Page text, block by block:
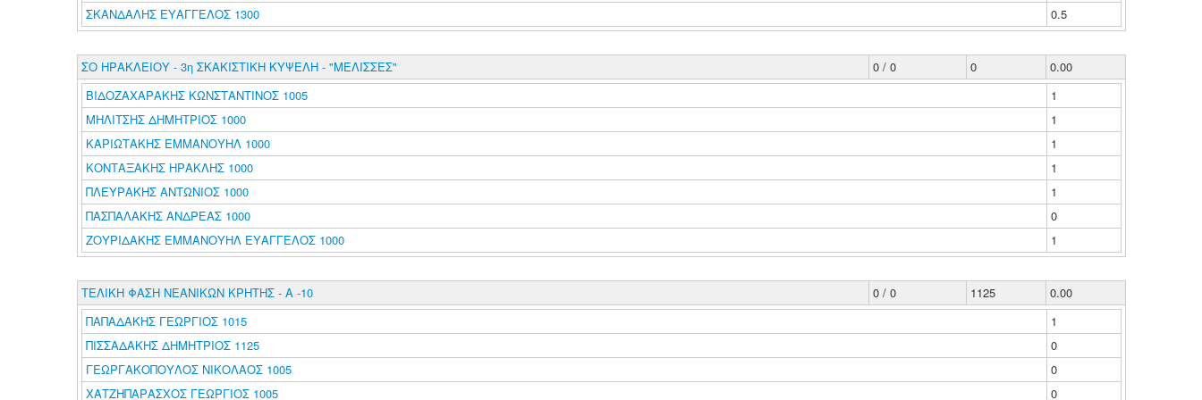
ΣΚΑΝΔΑΛΗΣ ΕΥΑΓΓΕΛΟΣ 1300 0.5
ΣΟ ΗΡΑΚΛΕΙΟΥ - 3η ΣΚΑΚΙΣΤΙΚΗ ΚΥΨΕΛΗ - "ΜΕΛΙΣΣΕΣ" 0 / 0 0
0.00
ΒΙΔΟΖΑΧΑΡΑΚΗΣ ΚΩΝΣΤΑΝΤΙΝΟΣ 1005
1
ΜΗΛΙΤΣΗΣ ΔΗΜΗΤΡΙΟΣ 1000
1
ΚΑΡΙΩΤΑΚΗΣ ΕΜΜΑΝΟΥΗΛ 1000
1
ΚΟΝΤΑΞΑΚΗΣ ΗΡΑΚΛΗΣ 1000
1
ΠΛΕΥΡΑΚΗΣ ΑΝΤΩΝΙΟΣ 1000
1
ΠΑΣΠΑΛΑΚΗΣ ΑΝΔΡΕΑΣ 1000
0
ΖΟΥΡΙΔΑΚΗΣ ΕΜΜΑΝΟΥΗΛ ΕΥΑΓΓΕΛΟΣ 1000
1
ΤΕΛΙΚΗ ΦΑΣΗ ΝΕΑΝΙΚΩΝ ΚΡΗΤΗΣ - Α -10 0 / 0 1125
0.00
ΠΑΠΑΔΑΚΗΣ ΓΕΩΡΓΙΟΣ 1015
1
ΠΙΣΣΑΔΑΚΗΣ ΔΗΜΗΤΡΙΟΣ 1125
0
ΓΕΩΡΓΑΚΟΠΟΥΛΟΣ ΝΙΚΟΛΑΟΣ 1005
0
ΧΑΤΖΗΠΑΡΑΣΧΟΣ ΓΕΩΡΓΙΟΣ 1005
0